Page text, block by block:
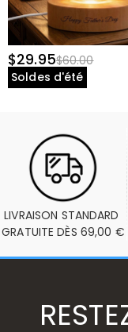
$29.95$60.00
Soldes d'été
LIVRAISON STANDARD
GRATUITE DÈS 69,00 €